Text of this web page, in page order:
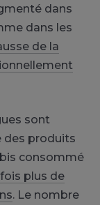
dans
dans les
de la
sont
des produits
consommé
plus de
. Le nombre